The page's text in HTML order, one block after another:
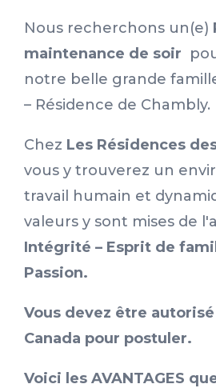
Nous recherchons un(e)
maintenance de soir
notre belle grande
– Résidence de Chambly.
Chez Les Résidences
vous y trouverez un
travail humain et
valeurs y sont mises de
Intégrité – Esprit de
Passion.
Vous devez être
Canada pour postuler.
Voici les AVANTAGES